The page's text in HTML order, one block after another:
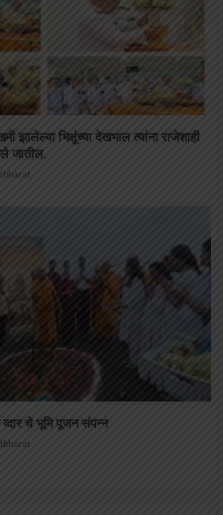
झालेल्या भिक्षूंच्या देखभाल त्यांना राजेशाही
जातील.
व्दार चे भूमि पूजन संपन्न